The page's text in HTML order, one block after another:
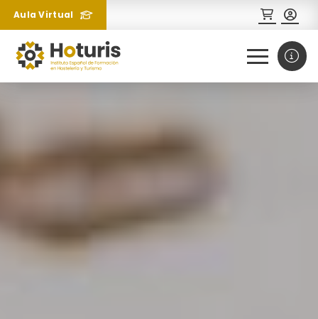
Aula Virtual
¿Necesitas más información
sobre un curso?